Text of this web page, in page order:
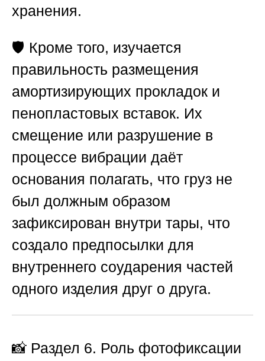
хранения.
🛡️ Кроме того, изучается
правильность размещения
амортизирующих прокладок и
пенопластовых вставок. Их
смещение или разрушение в
процессе вибрации даёт
основания полагать, что груз не
был должным образом
зафиксирован внутри тары, что
создало предпосылки для
внутреннего соударения частей
одного изделия друг о друга.
📸 Раздел 6. Роль фотофиксации